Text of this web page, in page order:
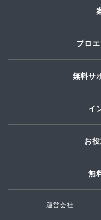
プロ
無料サ
イ
お
無
運営会社